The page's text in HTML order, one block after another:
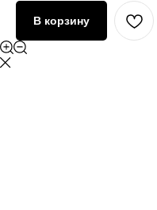
В корзину